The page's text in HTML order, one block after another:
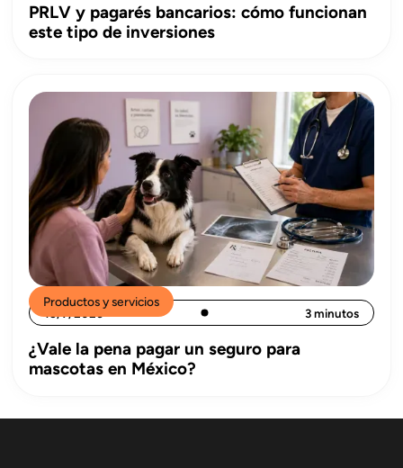
PRLV y pagarés bancarios: cómo funcionan
este tipo de inversiones
Productos y servicios
15/7/2026 3 minutos
¿Vale la pena pagar un seguro para
mascotas en México?